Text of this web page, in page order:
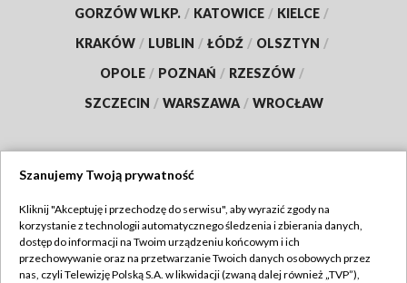
GORZÓW WLKP. / KATOWICE / KIELCE /
KRAKÓW / LUBLIN / ŁÓDŹ / OLSZTYN /
OPOLE / POZNAŃ / RZESZÓW /
SZCZECIN / WARSZAWA / WROCŁAW
TVP
Abonament TVP
Regulamin TVP
Szanujemy Twoją prywatność
Kliknij "Akceptuję i przechodzę do serwisu", aby wyrazić zgody na
korzystanie z technologii automatycznego śledzenia i zbierania danych,
dostęp do informacji na Twoim urządzeniu końcowym i ich
przechowywanie oraz na przetwarzanie Twoich danych osobowych przez
nas, czyli Telewizję Polską S.A. w likwidacji (zwaną dalej również „TVP”),